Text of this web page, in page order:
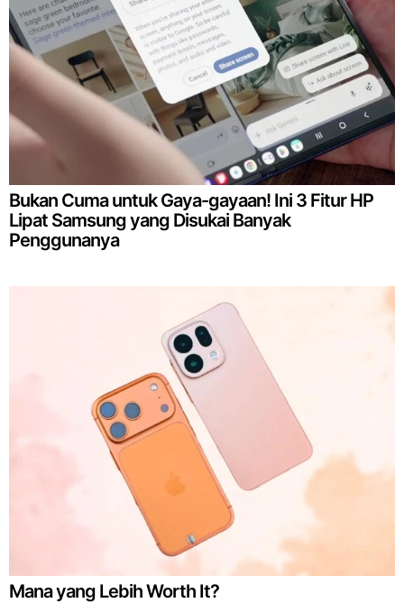
Bukan Cuma untuk Gaya-gayaan! Ini 3 Fitur HP
Lipat Samsung yang Disukai Banyak
Penggunanya
Mana yang Lebih Worth It?